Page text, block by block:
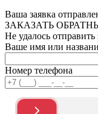
Ваша заявка
ЗАКАЗАТЬ
Не удалось отправить
Ваше имя или
Номер телефона